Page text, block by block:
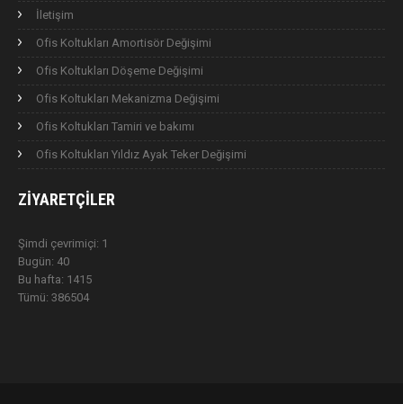
İletişim
Ofis Koltukları Amortisör Değişimi
Ofis Koltukları Döşeme Değişimi
Ofis Koltukları Mekanizma Değişimi
Ofis Koltukları Tamiri ve bakımı
Ofis Koltukları Yıldız Ayak Teker Değişimi
ZIYARETÇILER
Şimdi çevrimiçi: 1
Bugün: 40
Bu hafta: 1415
Tümü: 386504